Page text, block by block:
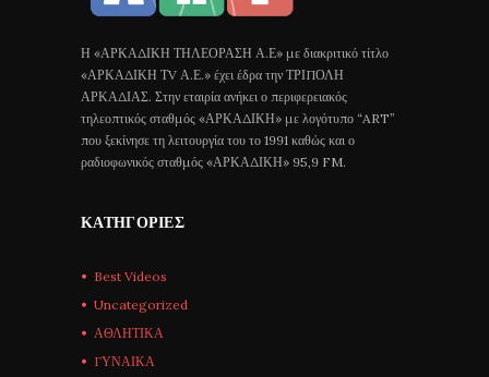
Η «ΑΡΚΑΔΙΚΗ ΤΗΛΕΟΡΑΣΗ Α.Ε» με διακριτικό τίτλο
«ΑΡΚΑΔΙΚΗ ΤV Α.Ε.» έχει έδρα την ΤΡΙΠΟΛΗ
ΑΡΚΑΔΙΑΣ. Στην εταιρία ανήκει ο περιφερειακός
τηλεοπτικός σταθμός «ΑΡΚΑΔΙΚΗ» με λογότυπο “ART”
που ξεκίνησε τη λειτουργία του το 1991 καθώς και ο
ραδιοφωνικός σταθμός «ΑΡΚΑΔΙΚΗ» 95,9 FM.
ΚΑΤΗΓΟΡΊΕΣ
Best Videos
Uncategorized
ΑΘΛΗΤΙΚΑ
ΓΥΝΑΙΚΑ